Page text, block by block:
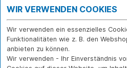
Warum CAB
Für Business-
Entscheider
Für IT-Leiter
Für Privatkunden
Erfolgsgeschichte
IT für
IT-Security
IT-
WIR VERWENDEN COOKIES
Wir verwenden ein essenzielles
Funktionalitäten wie z. B. den
anbieten zu können.
Wir verwenden - Ihr Einverständnis